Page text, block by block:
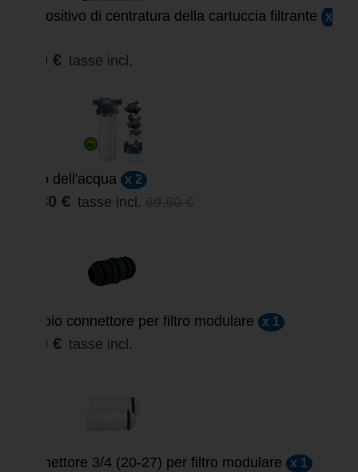
Dispositivo di centratura della cartuccia filtrante
x
9,60 € tasse incl.
Filtro dell'acqua x 2
59,80 € tasse incl.
Doppio connettore per filtro modulare x 1
3,00 € tasse incl.
Connettore 3/4 (20-27) per filtro modulare x 1